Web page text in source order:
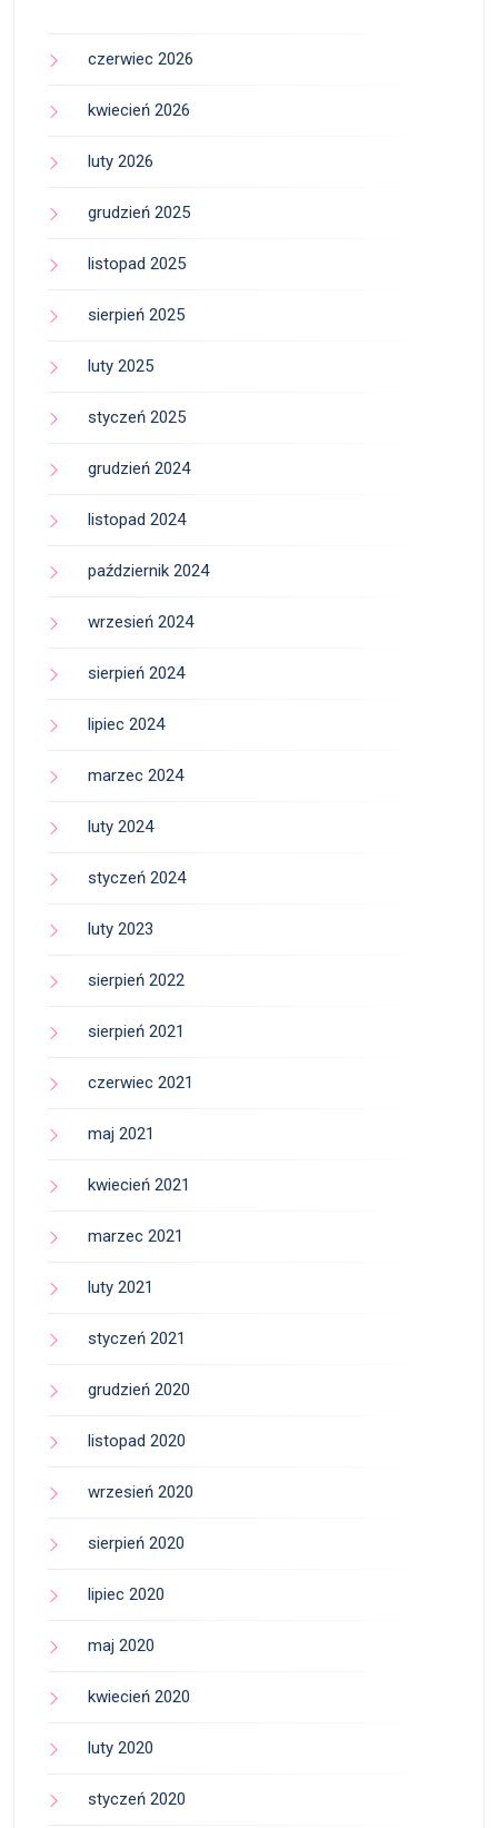
czerwiec 2026
kwiecień 2026
luty 2026
grudzień 2025
listopad 2025
sierpień 2025
luty 2025
styczeń 2025
grudzień 2024
listopad 2024
październik 2024
wrzesień 2024
sierpień 2024
lipiec 2024
marzec 2024
luty 2024
styczeń 2024
luty 2023
sierpień 2022
sierpień 2021
czerwiec 2021
maj 2021
kwiecień 2021
marzec 2021
luty 2021
styczeń 2021
grudzień 2020
listopad 2020
wrzesień 2020
sierpień 2020
lipiec 2020
maj 2020
kwiecień 2020
luty 2020
styczeń 2020